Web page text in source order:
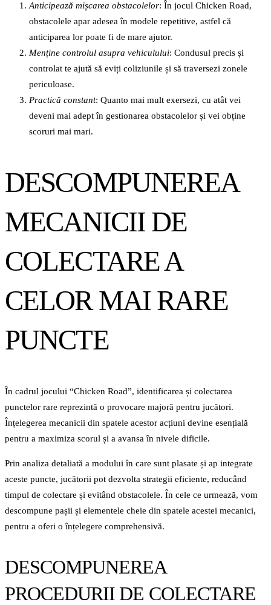
Anticipează mișcarea obstacolelor: În jocul Chicken Road,
obstacolele apar adesea în modele repetitive, astfel că
anticiparea lor poate fi de mare ajutor.
Menține controlul asupra vehiculului: Condusul precis și
controlat te ajută să eviți coliziunile și să traversezi zonele
periculoase.
Practică constant: Quanto mai mult exersezi, cu atât vei
deveni mai adept în gestionarea obstacolelor și vei obține
scoruri mai mari.
DESCOMPUNEREA
MECANICII DE
COLECTARE A
CELOR MAI RARE
PUNCTE
În cadrul jocului “Chicken Road”, identificarea și colectarea
punctelor rare reprezintă o provocare majoră pentru jucători.
Înțelegerea mecanicii din spatele acestor acțiuni devine esențială
pentru a maximiza scorul și a avansa în nivele dificile.
Prin analiza detaliată a modului în care sunt plasate și ap integrate
aceste puncte, jucătorii pot dezvolta strategii eficiente, reducând
timpul de colectare și evitând obstacolele. În cele ce urmează, vom
descompune pașii și elementele cheie din spatele acestei mecanici,
pentru a oferi o înțelegere comprehensivă.
DESCOMPUNEREA
PROCEDURII DE COLECTARE